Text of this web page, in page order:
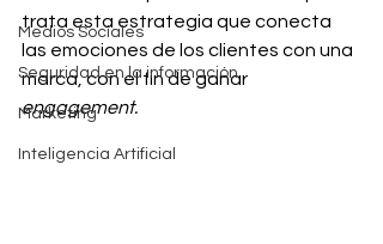
Medios Sociales
Seguridad en la información
Marketing
Inteligencia Artificial
trata esta estrategia que conecta
las emociones de los clientes con una
marca, con el fin de ganar
engagement.